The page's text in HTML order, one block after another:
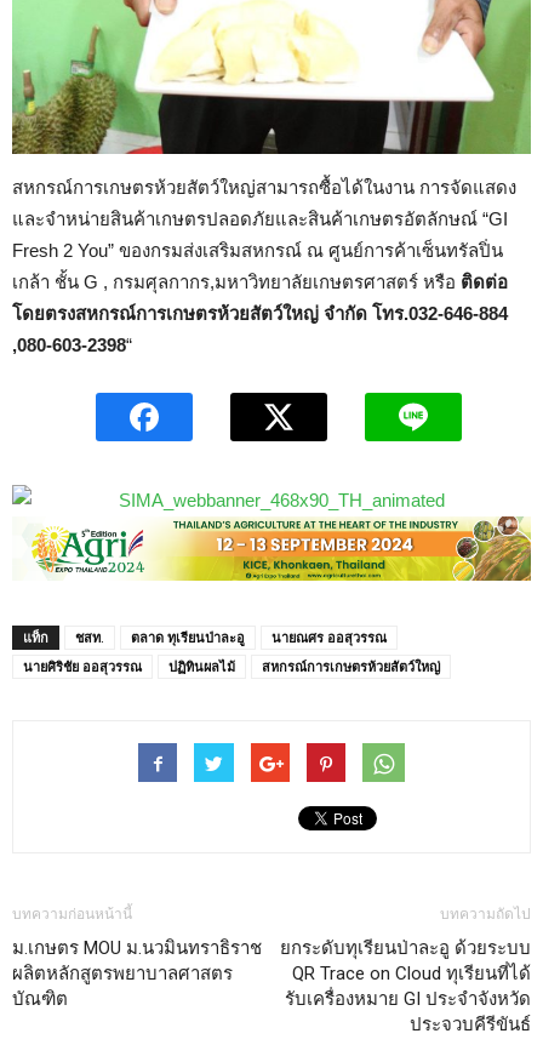
สหกรณ์การเกษตรห้วยสัตว์ใหญ่สามารถซื้อได้ในงาน การจัดแสดง
และจำหน่ายสินค้าเกษตรปลอดภัยและสินค้าเกษตรอัตลักษณ์ “GI
Fresh 2 You” ของกรมส่งเสริมสหกรณ์ ณ ศูนย์การค้าเซ็นทรัลปิ่น
เกล้า ชั้น G , กรมศุลกากร,มหาวิทยาลัยเกษตรศาสตร์ หรือ ติดต่อ
โดยตรงสหกรณ์การเกษตรห้วยสัตว์ใหญ่ จำกัด โทร.032-646-884
,080-603-2398“
แท็ก ชสท. ตลาด ทุเรียนป่าละอู
นายณศร ออสุวรรณ
นายศิริชัย ออสุวรรณ
ปฏิทินผลไม้ สหกรณ์การเกษตรห้วยสัตว์ใหญ่
บทความก่อนหน้านี้
ม.เกษตร MOU ม.นวมินทราธิราช
ผลิตหลักสูตรพยาบาลศาสตร
บัณฑิต
บทความถัดไป
ยกระดับทุเรียนป่าละอู ด้วยระบบ
QR Trace on Cloud ทุเรียนที่ได้
รับเครื่องหมาย GI ประจำจังหวัด
ประจวบคีรีขันธ์